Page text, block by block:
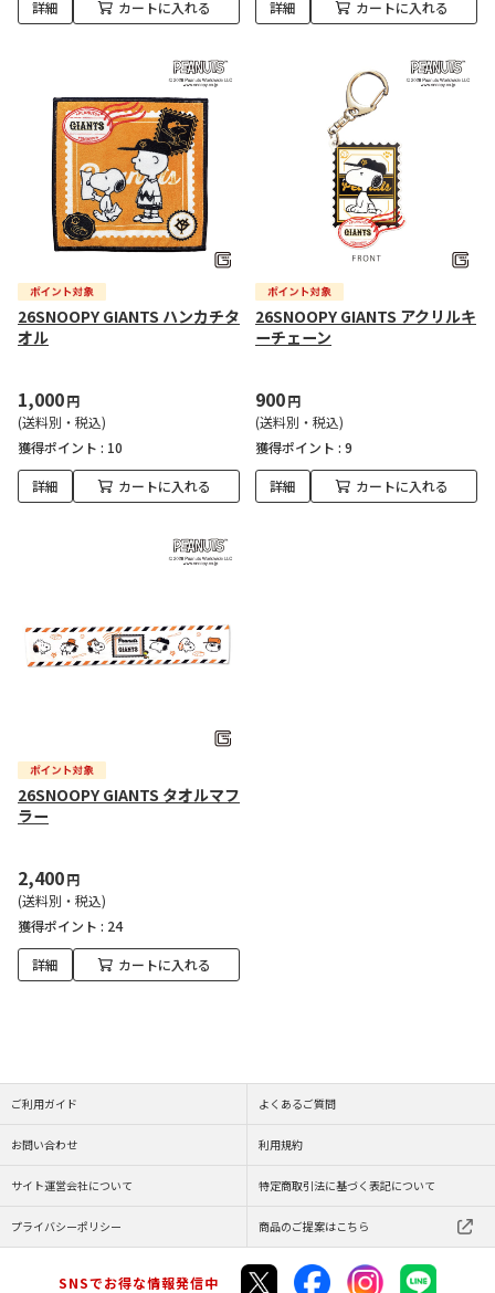
詳細 カートに入れる 詳細 カートに入れる
26SNOOPY GIANTS ハンカチタ
オル
1,000円
(送料別・税込)
獲得ポイント : 10
詳細 カートに入れる
26SNOOPY GIANTS アクリルキ
ーチェーン
900円
(送料別・税込)
獲得ポイント : 9
詳細 カートに入れる
26SNOOPY GIANTS タオルマフ
ラー
2,400円
(送料別・税込)
獲得ポイント : 24
詳細 カートに入れる
ご利用ガイド よくあるご質問
お問い合わせ 利用規約
サイト運営会社について 特定商取引法に基づく表記について
プライバシーポリシー 商品のご提案はこちら
SNSでお得な情報発信中